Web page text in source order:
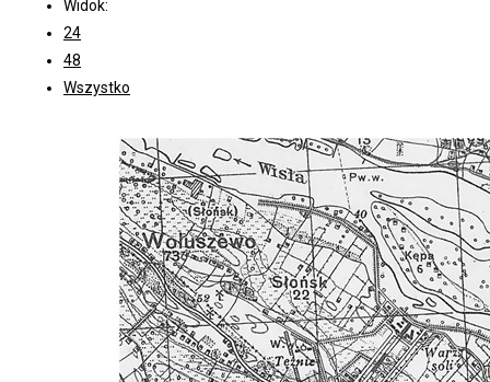
Widok:
24
48
Wszystko